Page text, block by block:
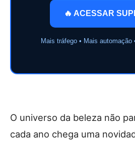
🔥 ACESSAR
Mais tráfego • Mais automação
O universo da beleza não
cada ano chega uma